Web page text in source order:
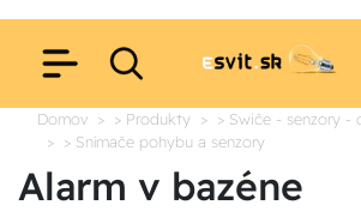
Domov > Produkty
> Swiče - senzory -
> Snímače pohybu a senzory
Alarm v bazéne